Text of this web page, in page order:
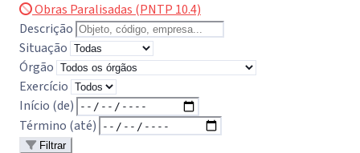
Obras Paralisadas (PNTP 10.4)
Descrição
Situação
Órgão
Exercício
Início (de)
Término (até)
Filtrar